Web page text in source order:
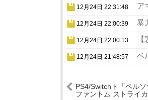
12月24日 22:31:48 ア
12月24日 22:00:39 暴
12月24日 22:00:13
12月24日 21:48:57 ベ
PS4/Switchト「ペル
ファントム ストライ